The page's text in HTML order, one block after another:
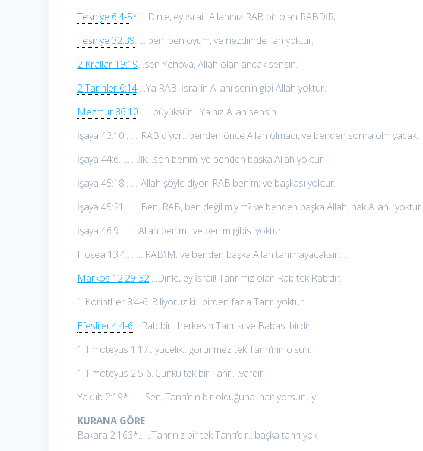
Tesniye 6:4-5*…..Dinle, ey İsrail: Allahınız RAB bir olan RABDİR;
Tesniye 32:39……ben, ben oyum, ve nezdimde ilah yoktur;
2 Krallar 19:19…sen Yehova, Allah olan ancak sensin.
2 Tarihler 6:14….Ya RAB, İsrailin Allahı senin gibi Allah yoktur.
Mezmur 86:10…….büyüksün…Yalnız Allah sensin.
İşaya 43:10……..RAB diyor…benden önce Allah olmadı, ve benden sonra olmıyacak.
İşaya 44:6………İlk…son benim, ve benden başka Allah yoktur.
İşaya 45:18……..Allah şöyle diyor: RAB benim; ve başkası yoktur.
İşaya 45:21……..Ben, RAB, ben değil miyim? ve benden başka Allah, hak Allah…yoktur.
İşaya 46:9………Allah benim…ve benim gibisi yoktur.
Hoşea 13:4………RAB’İM; ve benden başka Allah tanımayacaksın…
Markos 12:29-32….Dinle, ey İsrail! Tanrımız olan Rab tek Rab’dir.
1 Korintliler 8:4-6..Biliyoruz ki…birden fazla Tanrı yoktur.
Efesliler 4:4-6….Rab bir…herkesin Tanrısı ve Babası birdir.
1 Timoteyus 1:17…yücelik…görünmez tek Tanrı’nın olsun.
1 Timoteyus 2:5-6..Çünkü tek bir Tanrı…vardır.
Yakub 2:19*……..Sen, Tanrı’nın bir olduğuna inanıyorsun, iyi…
KURANA GÖRE
Bakara 2:163*……Tanrınız bir tek Tanrı’dır…başka tanrı yok